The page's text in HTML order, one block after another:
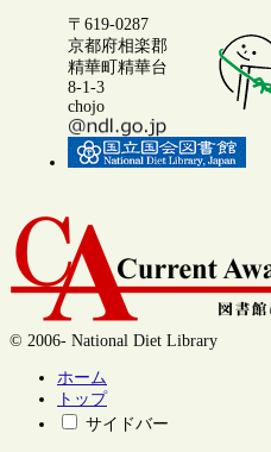
〒619-0287
京都府相楽郡
精華町精華台
8-1-3
chojo
© 2006- National Diet Library
ホーム
トップ
サイドバー